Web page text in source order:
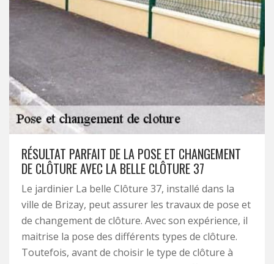
RÉSULTAT PARFAIT DE LA POSE ET CHANGEMENT
DE CLÔTURE AVEC LA BELLE CLÔTURE 37
Le jardinier La belle Clôture 37, installé dans la
ville de Brizay, peut assurer les travaux de pose et
de changement de clôture. Avec son expérience, il
maitrise la pose des différents types de clôture.
Toutefois, avant de choisir le type de clôture à